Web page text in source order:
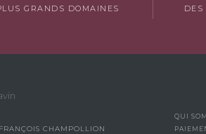
GRANDS DOMAINES
CHAMPOLLION
QUI